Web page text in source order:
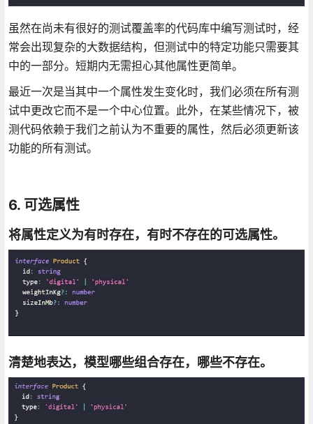
虽然在尚未有很好的测试覆盖率的代码库中编写测试时，经
常会出现复杂的大数据结构，但测试中的特定功能只需要其
中的一部分。短期内无需担心其他属性更简单。
最近一次是当其中一个属性发生变化时，我们必须在所有测
试中更改它而不是一个中心位置。此外，在某些情况下，被
测代码依赖于我们之前认为不重要的属性，然后必须更新该
功能的所有测试。
6. 可选属性
将属性定义为有时存在，有时不存在的可选属性。
清楚地表达，模型哪些组合存在，哪些不存在。